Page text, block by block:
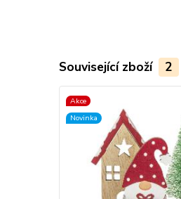
Související zboží 2
Akce
Novinka